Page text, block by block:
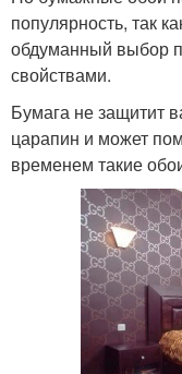
популярность, так
обдуманный выбор
свойствами.
Бумага не защитит
царапин и может
временем такие